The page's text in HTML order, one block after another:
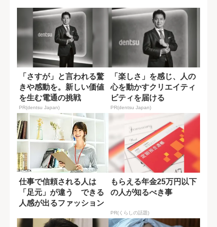
「さすが」と言われる驚
きや感動を。新しい価値
を生む電通の挑戦
PR(dentsu Japan)
「楽しさ」を感じ、人の
心を動かすクリエイティ
ビティを届ける
PR(dentsu Japan)
仕事で信頼される人は
「足元」が違う できる
人感が出るファッション
もらえる年金25万円以下
の人が知るべき事
PR(くらしの話題)